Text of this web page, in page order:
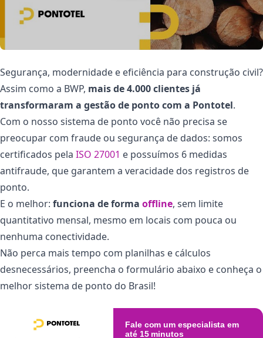
Segurança, modernidade e eficiência para construção civil?
Assim como a BWP, mais de 4.000 clientes já
transformaram a gestão de ponto com a Pontotel.
Com o nosso sistema de ponto você não precisa se
preocupar com fraude ou segurança de dados: somos
certificados pela ISO 27001 e possuímos 6 medidas
antifraude, que garantem a veracidade dos registros de
ponto.
E o melhor: funciona de forma offline, sem limite
quantitativo mensal, mesmo em locais com pouca ou
nenhuma conectividade.
Não perca mais tempo com planilhas e cálculos
desnecessários, preencha o formulário abaixo e conheça o
melhor sistema de ponto do Brasil!
Fale com um especialista em
até 15 minutos